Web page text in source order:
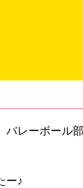
レーボール部
ー♪